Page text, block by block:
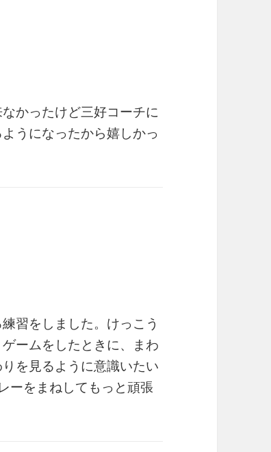
かったけど三好コーチに
うになったから嬉しかっ
習をしました。けっこう
ームをしたときに、まわ
を見るように意識いたい
ーをまねしてもっと頑張